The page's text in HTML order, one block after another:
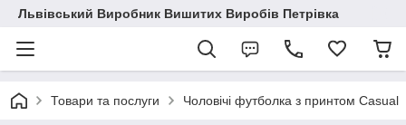
Львівський Виробник Вишитих Виробів Петрівка
Товари та послуги Чоловічі футболка з принтом Casual